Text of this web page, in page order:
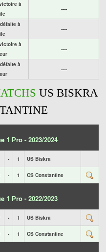
à
----
à
----
à
----
à
----
US BISKRA
1 Pro - 2023/2024
- 1 US Biskra
- 1 CS Constantine
1 Pro - 2022/2023
- 1 US Biskra
- 1 CS Constantine